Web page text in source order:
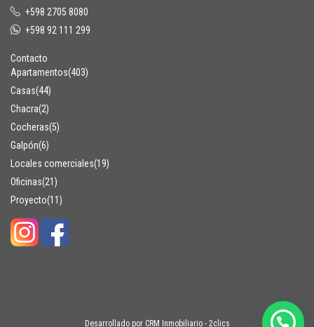
+598 2705 8080
+598 92 111 299
Contacto
Apartamentos(403)
Casas(44)
Chacra(2)
Cocheras(5)
Galpón(6)
Locales comerciales(19)
Oficinas(21)
Proyecto(11)
Desarrollado por CRM Inmobiliario - 2clics